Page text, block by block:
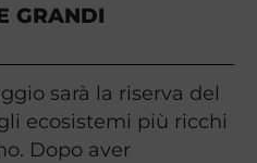
GRANDI
sarà la riserva del
ecosistemi più ricchi
Dopo aver